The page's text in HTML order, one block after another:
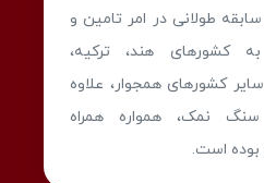
طولانی در امر تامین و
کشورهای هند، ترکیه،
کشورهای همجوار، علاوه
نمک، همواره همراه
بوده است.